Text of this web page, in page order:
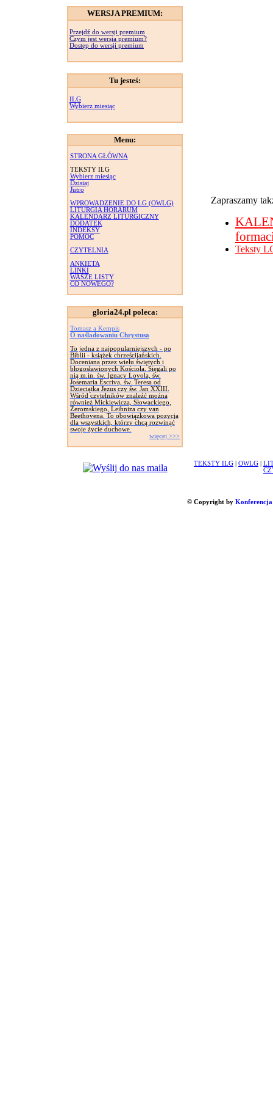
WERSJA PREMIUM:
Przejdź do wersji premium
Czym jest wersja premium?
Dostęp do wersji premium
Tu jesteś:
ILG
Wybierz miesiąc
Menu:
STRONA GŁÓWNA
TEKSTY ILG
Wybierz miesiąc
Dzisiaj
Jutro
WPROWADZENIE DO LG (OWLG)
LITURGIA HORARUM
KALENDARZ LITURGICZNY
DODATEK
INDEKSY
POMOC
CZYTELNIA
ANKIETA
LINKI
WASZE LISTY
CO NOWEGO?
gloria24.pl poleca:
Tomasz a Kempis
O naśladowaniu Chrystusa
To jedna z najpopularniejszych - po
Biblii - książek chrześcijańskich.
Doceniana przez wielu świętych i
błogosławionych Kościoła. Sięgali po
nią m.in. św. Ignacy Loyola, św.
Josemaria Escriva, św. Teresa od
Dzieciątka Jezus czy św. Jan XXIII.
Wśród czytelników znaleźć można
również Mickiewicza, Słowackiego,
Żeromskiego, Leibniza czy van
Beethovena. To obowiązkowa pozycja
dla wszystkich, którzy chcą rozwinąć
swoje życie duchowe.
więcej >>>
Zapraszamy
Teksty
TEKSTY ILG OWLG
© Copyright by Konferencja